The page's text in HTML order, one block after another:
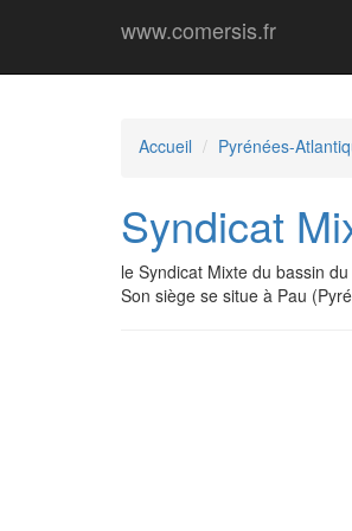
www.comersis.fr
Accueil Pyrénées-
Syndicat
le Syndicat Mixte du bassin
Son siège se situe à Pau